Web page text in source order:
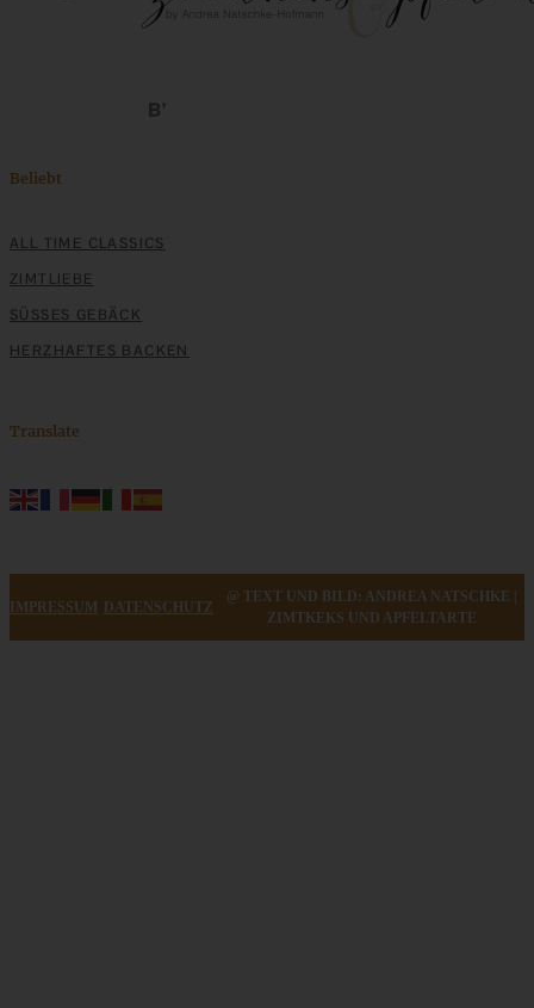
Beliebt
ALL TIME CLASSICS
ZIMTLIEBE
SÜSSES GEBÄCK
HERZHAFTES BACKEN
Translate
IMPRESSUM DATENSCHUTZ
@ TEXT UND BILD: ANDREA NATSCHKE |
ZIMTKEKS UND APFELTARTE